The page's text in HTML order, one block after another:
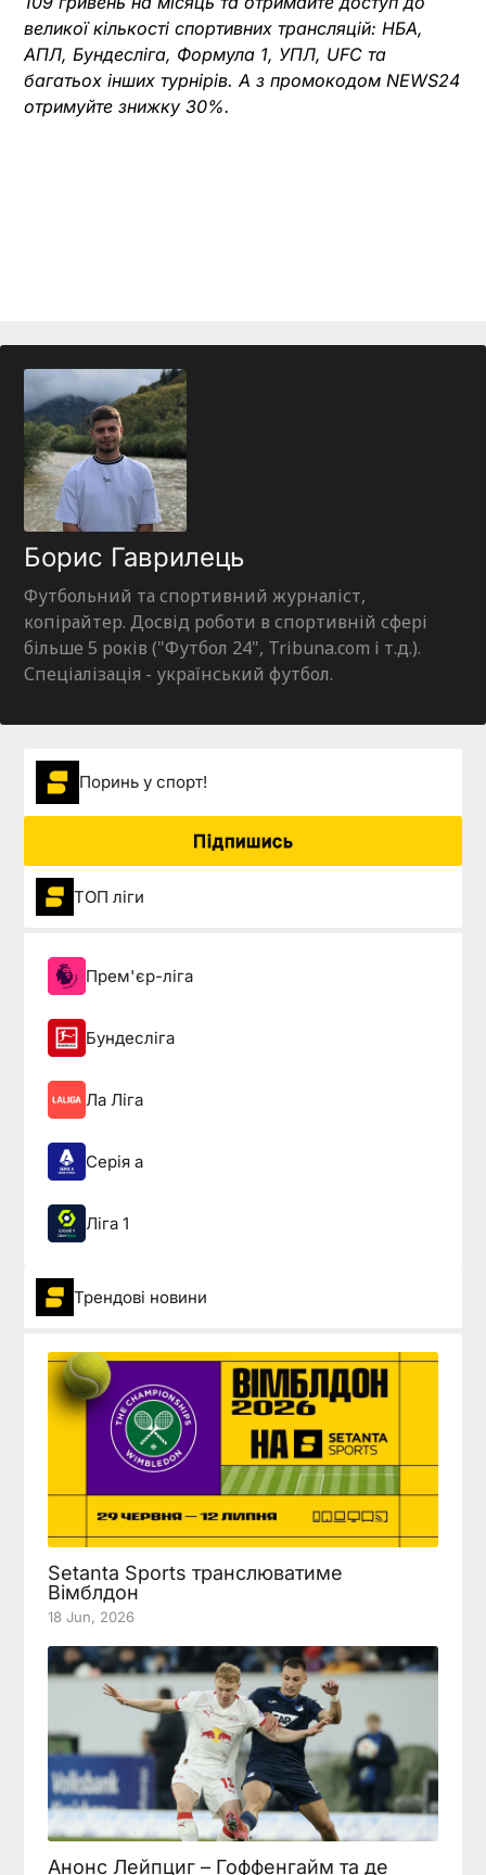
великої кількості спортивних трансляцій: НБА,
АПЛ, Бундесліга, Формула 1, УПЛ, UFC та
багатьох інших турнірів. А з промокодом NEWS24
отримуйте знижку 30%.
Борис Гаврилець
Футбольний та спортивний журналіст,
копірайтер. Досвід роботи в спортивній сфері
більше 5 років ("Футбол 24", Tribuna.com і т.д.).
Спеціалізація - український футбол.
Поринь у спорт!
Підпишись
ТОП ліги
Прем'єр-ліга
Бундесліга
Ла Ліга
Серія а
Ліга 1
Трендові новини
Setanta Sports транслюватиме
Вімблдон
18 Jun, 2026
Анонс Лейпциг – Гоффенгайм та де